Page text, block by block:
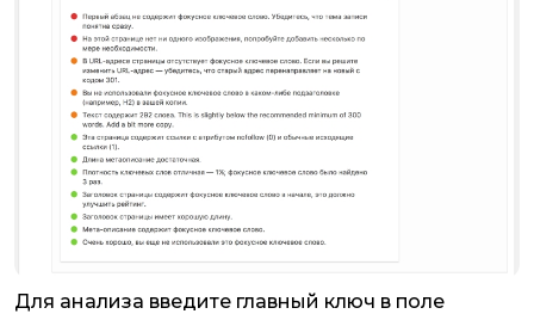
Для анализа введите главный ключ в поле